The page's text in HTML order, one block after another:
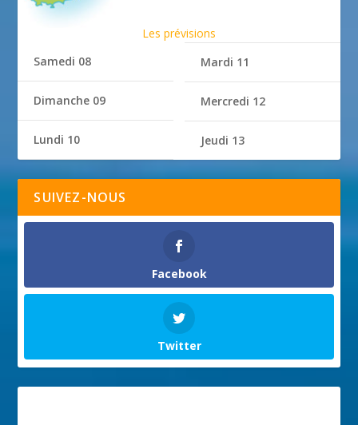
Les prévisions
Samedi 08
Dimanche 09
Lundi 10
Mardi 11
Mercredi 12
Jeudi 13
SUIVEZ-NOUS
Facebook
Twitter